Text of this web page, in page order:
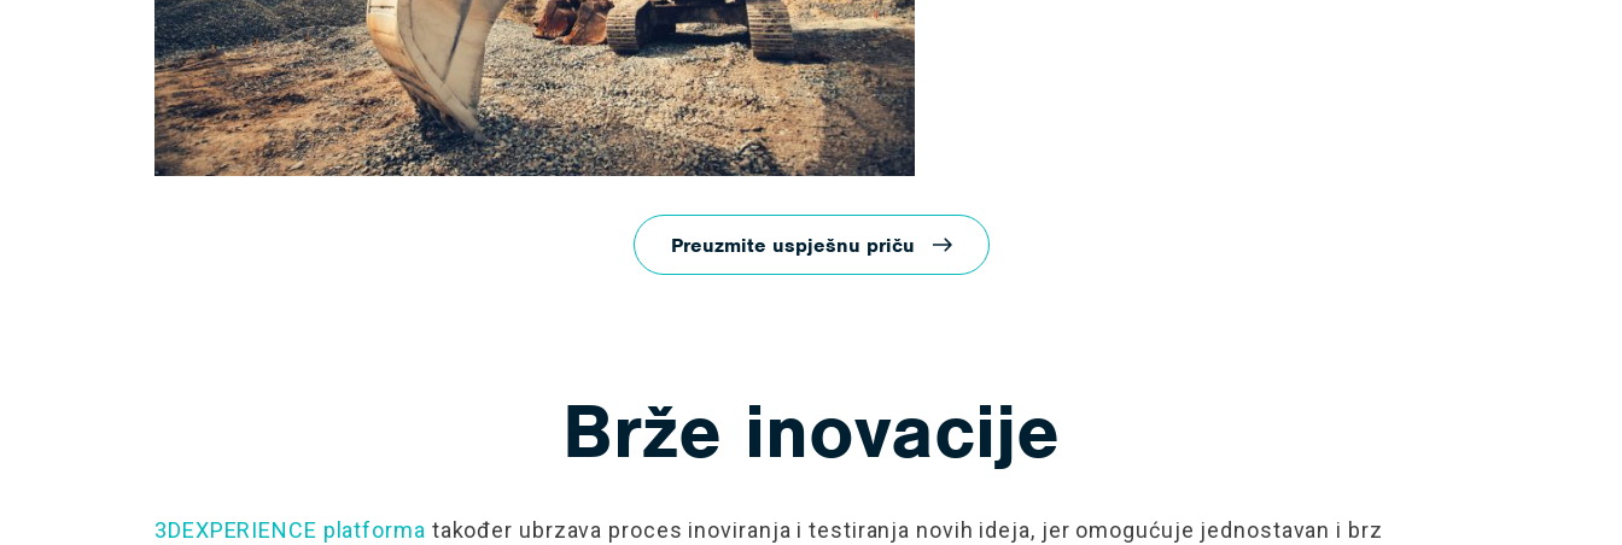
Preuzmite uspješnu priču
Brže inovacije
3DEXPERIENCE platforma također ubrzava proces inoviranja i testiranja novih ideja, jer omogućuje jednostavan i brz